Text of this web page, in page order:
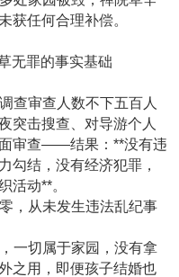
获任何合理补偿。
无罪的事实基础
查审查人数不下五百人
突击搜查、对导游个人
审查——结果：**没有违
勾结，没有经济犯罪，
活动**。
，从未发生违法乱纪事
一切属于家园，没有拿
之用，即便孩子结婚也